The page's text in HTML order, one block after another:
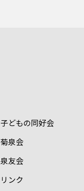
子どもの同好会
菊泉会
泉友会
リンク